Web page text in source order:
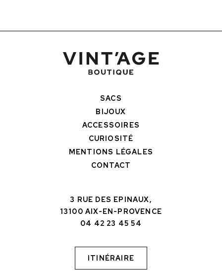
SACS
BIJOUX
ACCESSOIRES
CURIOSITÉ
MENTIONS LÉGALES
CONTACT
3 RUE DES EPINAUX,
13100 AIX-EN-PROVENCE
04 42 23 45 54
ITINÉRAIRE